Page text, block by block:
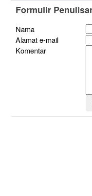
Formulir
Nama
Alamat e-mail
Komentar